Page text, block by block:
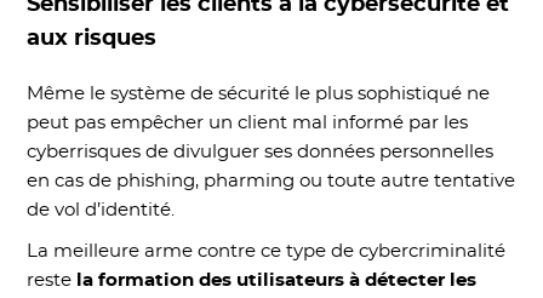
aux risques
Même le système de sécurité le plus sophistiqué ne
peut pas empêcher un client mal informé par les
cyberrisques de divulguer ses données personnelles
en cas de phishing, pharming ou toute autre tentative
de vol d’identité.
La meilleure arme contre ce type de cybercriminalité
reste la formation des utilisateurs à détecter les